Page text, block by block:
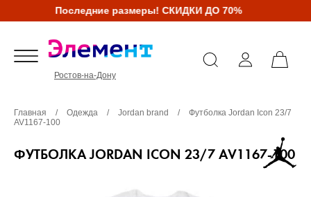
Последние размеры! СКИДКИ ДО 70%
Ростов-на-Дону
Главная / Одежда / Jordan brand /
Футболка Jordan Icon 23/7
AV1167-100
ФУТБОЛКА JORDAN ICON 23/7 AV1167-100